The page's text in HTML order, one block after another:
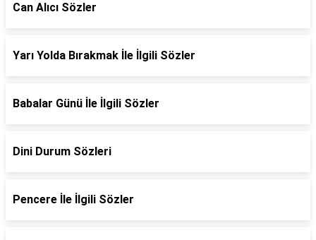
Can Alıcı Sözler
Yarı Yolda Bırakmak İle İlgili Sözler
Babalar Günü İle İlgili Sözler
Dini Durum Sözleri
Pencere İle İlgili Sözler